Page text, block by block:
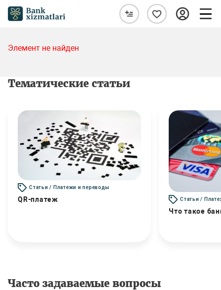
Элемент не найден
Тематические статьи
Статьи / Платежи и переводы
QR-платеж Статьи /
Что такое
Часто задаваемые вопросы